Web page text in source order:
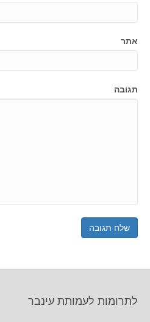
אתר
תגובה
לתרומות לעמותת עינבר